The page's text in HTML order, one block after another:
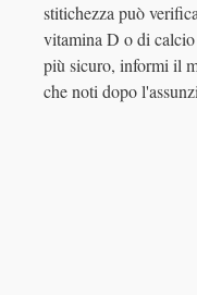
stitichezza può
vitamina D o di
più sicuro, informi il
che noti dopo